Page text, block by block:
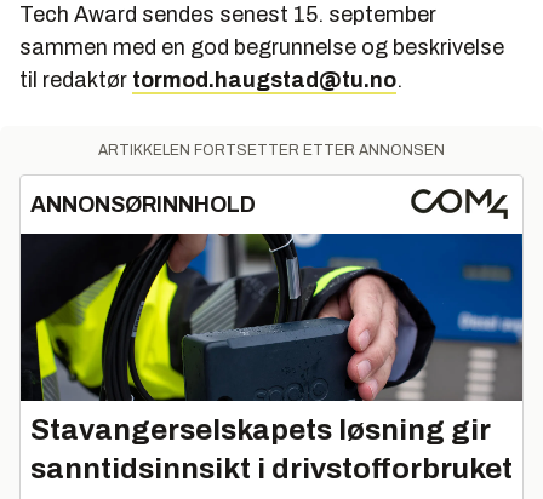
Tech Award sendes senest 15. september
sammen med en god begrunnelse og beskrivelse
til redaktør tormod.haugstad@tu.no.
ARTIKKELEN FORTSETTER ETTER ANNONSEN
ANNONSØRINNHOLD
Stavangerselskapets løsning gir
sanntidsinnsikt i drivstofforbruket